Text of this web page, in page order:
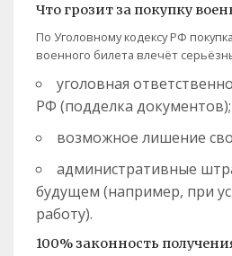
Что грозит за покупку
По Уголовному кодексу РФ
военного билета влечёт
уголовная
РФ (подделка документов);
возможное лишение
административные
будущем (например, при
работу).
100% законность